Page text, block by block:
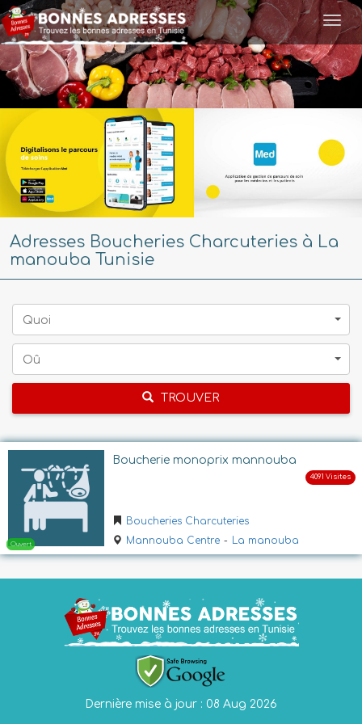
Adresses Boucheries Charcuteries à La
manouba Tunisie
Quoi
Oû
TROUVER
Boucherie monoprix mannouba
Boucheries Charcuteries
Mannouba Centre - La manouba
Dernière mise à jour : 08 Aug 2026